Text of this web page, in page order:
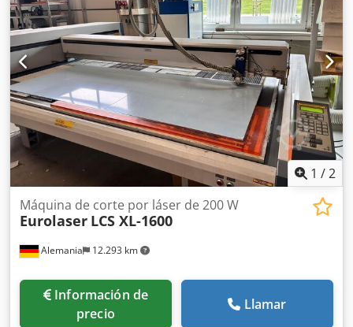
1 /2
Alemania 12.293 km
Máquina de corte por láser de 200 W
Eurolaser LCS XL-1600
Información de
precio
Llamar